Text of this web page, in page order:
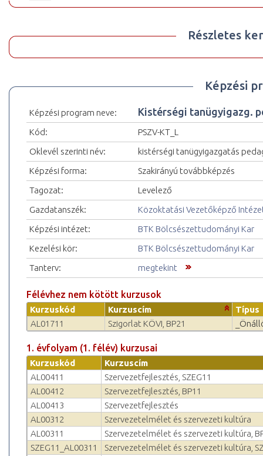
Részletes
Képzési
Képzési program neve: Kistérségi tanügyigazg.
Kód:
PSZV-KT_L
Oklevél szerinti név:
kistérségi tanügyigazgatás
Képzési forma:
Szakirányú továbbképzés
Tagozat:
Levelező
Gazdatanszék:
Közoktatási Vezetőképző
Képzési intézet:
BTK Bölcsészettudományi Kar
Kezelési kör:
BTK Bölcsészettudományi Kar
Tanterv:
megtekint
Félévhez nem kötött kurzusok
Kurzuskód Kurzuscím
Típus
AL01711
Szigorlat KÖVI, BP21
1. évfolyam (1. félév) kurzusai
Kurzuskód
Kurzuscím
AL00411
Szervezetfejlesztés, SZEG11
AL00412
Szervezetfejlesztés, BP11
AL00413
Szervezetfejlesztés
AL00312
Szervezetelmélet és szerveze­ti kultúra
AL00311
Szervezetelmélet és szerveze­ti kultúra,
SZEG11_AL00311
Szervezetelmélet és szerveze­ti kultúra,